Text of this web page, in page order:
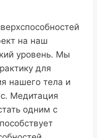
на наш
уровень. Мы
для
нашего тела и
Медитация
одним с